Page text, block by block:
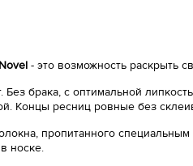
Novel - это возможность раскрыть
Без брака, с оптимальной
Концы ресниц ровные без
пропитанного
носке.